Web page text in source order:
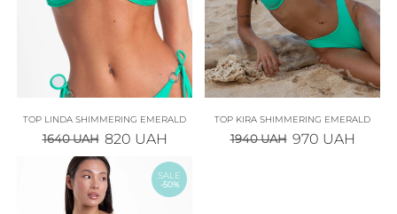
TOP LINDA SHIMMERING EMERALD
1640UAH 820 UAH
TOP KIRA SHIMMERING EMERALD
1940UAH 970 UAH
SALE
-50%